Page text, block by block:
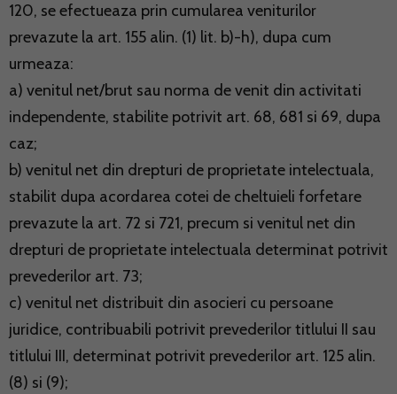
120, se efectueaza prin cumularea veniturilor
prevazute la art. 155 alin. (1) lit. b)-h), dupa cum
urmeaza:
a) venitul net/brut sau norma de venit din activitati
independente, stabilite potrivit art. 68, 681 si 69, dupa
caz;
b) venitul net din drepturi de proprietate intelectuala,
stabilit dupa acordarea cotei de cheltuieli forfetare
prevazute la art. 72 si 721, precum si venitul net din
drepturi de proprietate intelectuala determinat potrivit
prevederilor art. 73;
c) venitul net distribuit din asocieri cu persoane
juridice, contribuabili potrivit prevederilor titlului II sau
titlului III, determinat potrivit prevederilor art. 125 alin.
(8) si (9);